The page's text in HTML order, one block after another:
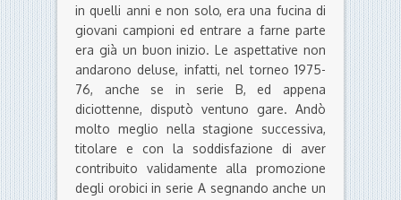
in quelli anni e non solo, era una fucina di
giovani campioni ed entrare a farne parte
era già un buon inizio. Le aspettative non
andarono deluse, infatti, nel torneo 1975-
76, anche se in serie B, ed appena
diciottenne, disputò ventuno gare. Andò
molto meglio nella stagione successiva,
titolare e con la soddisfazione di aver
contribuito validamente alla promozione
degli orobici in serie A segnando anche un